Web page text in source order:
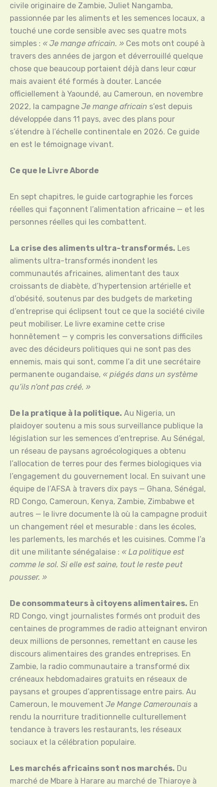
civile originaire de Zambie, Juliet Nangamba,
passionnée par les aliments et les semences locaux, a
touché une corde sensible avec ses quatre mots
simples : « Je mange africain. » Ces mots ont coupé à
travers des années de jargon et déverrouillé quelque
chose que beaucoup portaient déjà dans leur cœur
mais avaient été formés à douter. Lancée
officiellement à Yaoundé, au Cameroun, en novembre
2022, la campagne Je mange africain s’est depuis
développée dans 11 pays, avec des plans pour
s’étendre à l’échelle continentale en 2026. Ce guide
en est le témoignage vivant.
Ce que le Livre Aborde
En sept chapitres, le guide cartographie les forces
réelles qui façonnent l’alimentation africaine — et les
personnes réelles qui les combattent.
La crise des aliments ultra-transformés. Les
aliments ultra-transformés inondent les
communautés africaines, alimentant des taux
croissants de diabète, d’hypertension artérielle et
d’obésité, soutenus par des budgets de marketing
d’entreprise qui éclipsent tout ce que la société civile
peut mobiliser. Le livre examine cette crise
honnêtement — y compris les conversations difficiles
avec des décideurs politiques qui ne sont pas des
ennemis, mais qui sont, comme l’a dit une secrétaire
permanente ougandaise, « piégés dans un système
qu’ils n’ont pas créé. »
De la pratique à la politique. Au Nigeria, un
plaidoyer soutenu a mis sous surveillance publique la
législation sur les semences d’entreprise. Au Sénégal,
un réseau de paysans agroécologiques a obtenu
l’allocation de terres pour des fermes biologiques via
l’engagement du gouvernement local. En suivant une
équipe de l’AFSA à travers dix pays — Ghana, Sénégal,
RD Congo, Cameroun, Kenya, Zambie, Zimbabwe et
autres — le livre documente là où la campagne produit
un changement réel et mesurable : dans les écoles,
les parlements, les marchés et les cuisines. Comme l’a
dit une militante sénégalaise : « La politique est
comme le sol. Si elle est saine, tout le reste peut
pousser. »
De consommateurs à citoyens alimentaires. En
RD Congo, vingt journalistes formés ont produit des
centaines de programmes de radio atteignant environ
deux millions de personnes, remettant en cause les
discours alimentaires des grandes entreprises. En
Zambie, la radio communautaire a transformé dix
créneaux hebdomadaires gratuits en réseaux de
paysans et groupes d’apprentissage entre pairs. Au
Cameroun, le mouvement Je Mange Camerounais a
rendu la nourriture traditionnelle culturellement
tendance à travers les restaurants, les réseaux
sociaux et la célébration populaire.
Les marchés africains sont nos marchés. Du
marché de Mbare à Harare au marché de Thiaroye à